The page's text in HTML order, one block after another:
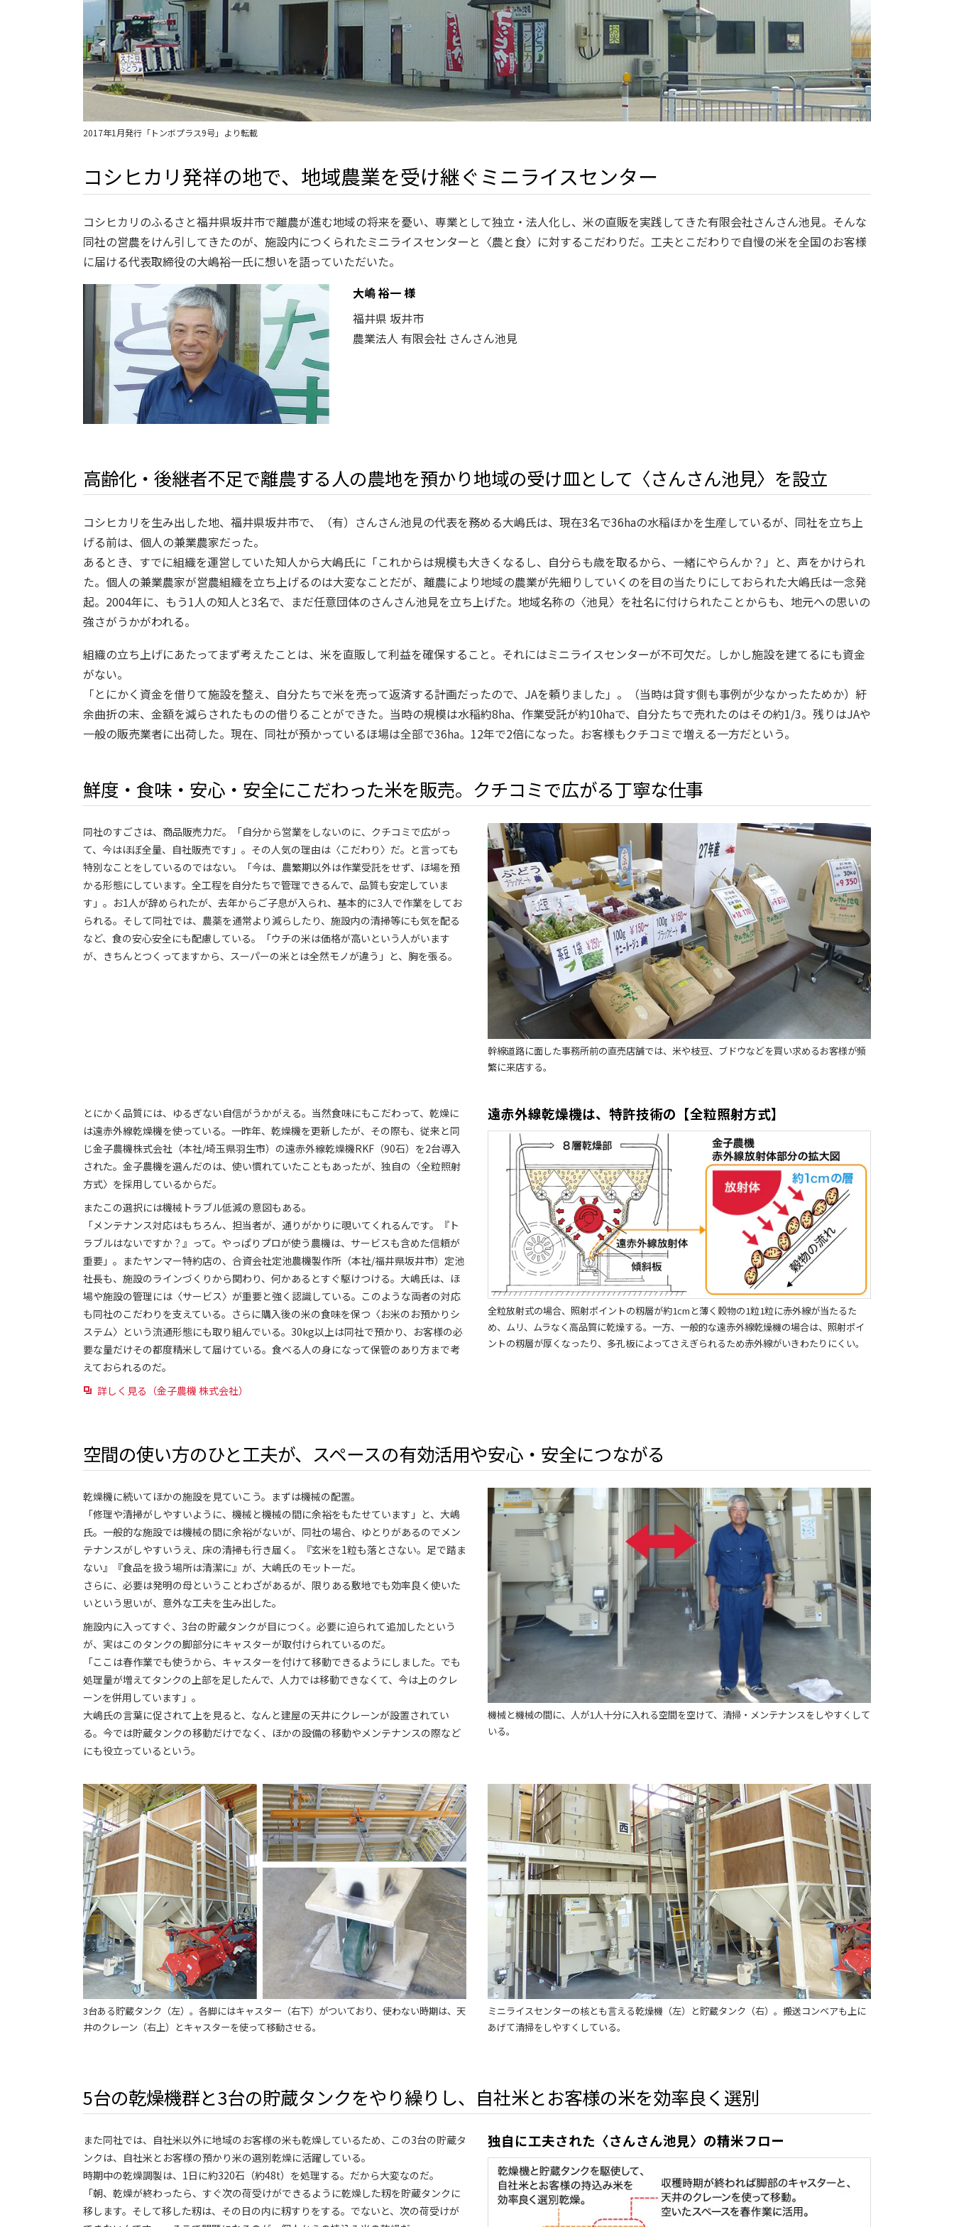
2017年1月発行「トンボプラス9号」より転載
コシヒカリ発祥の地で、地域農業を受け継ぐミニライスセンター
コシヒカリのふるさと福井県坂井市で離農が進む地域の将来を憂い、専業として独立・法人化し、米の直販を実践してきた有限会社さんさん池見。そんな
同社の営農をけん引してきたのが、施設内につくられたミニライスセンターと〈農と食〉に対するこだわりだ。工夫とこだわりで自慢の米を全国のお客様
に届ける代表取締役の大嶋裕一氏に想いを語っていただいた。
大嶋 裕一 様
福井県 坂井市
農業法人 有限会社 さんさん池見
高齢化・後継者不足で離農する人の農地を預かり地域の受け皿として〈さんさん池見〉を設立
コシヒカリを生み出した地、福井県坂井市で、（有）さんさん池見の代表を務める大嶋氏は、現在3名で36haの水稲ほかを生産しているが、同社を立ち上
げる前は、個人の兼業農家だった。
あるとき、すでに組織を運営していた知人から大嶋氏に「これからは規模も大きくなるし、自分らも歳を取るから、一緒にやらんか？」と、声をかけられ
た。個人の兼業農家が営農組織を立ち上げるのは大変なことだが、離農により地域の農業が先細りしていくのを目の当たりにしておられた大嶋氏は一念発
起。2004年に、もう1人の知人と3名で、まだ任意団体のさんさん池見を立ち上げた。地域名称の〈池見〉を社名に付けられたことからも、地元への思いの
強さがうかがわれる。
組織の立ち上げにあたってまず考えたことは、米を直販して利益を確保すること。それにはミニライスセンターが不可欠だ。しかし施設を建てるにも資金
がない。
「とにかく資金を借りて施設を整え、自分たちで米を売って返済する計画だったので、JAを頼りました」。（当時は貸す側も事例が少なかったためか）紆
余曲折の末、金額を減らされたものの借りることができた。当時の規模は水稲約8ha、作業受託が約10haで、自分たちで売れたのはその約1/3。残りはJAや
一般の販売業者に出荷した。現在、同社が預かっているほ場は全部で36ha。12年で2倍になった。お客様もクチコミで増える一方だという。
鮮度・食味・安心・安全にこだわった米を販売。クチコミで広がる丁寧な仕事
同社のすごさは、商品販売力だ。「自分から営業をしないのに、クチコミで広がっ
て、今はほぼ全量、自社販売です」。その人気の理由は〈こだわり〉だ。と言っても
特別なことをしているのではない。「今は、農繁期以外は作業受託をせず、ほ場を預
かる形態にしています。全工程を自分たちで管理できるんで、品質も安定していま
す」。お1人が辞められたが、去年からご子息が入られ、基本的に3人で作業をしてお
られる。そして同社では、農薬を通常より減らしたり、施設内の清掃等にも気を配る
など、食の安心安全にも配慮している。「ウチの米は価格が高いという人がいます
が、きちんとつくってますから、スーパーの米とは全然モノが違う」と、胸を張る。
幹線道路に面した事務所前の直売店舗では、米や枝豆、ブドウなどを買い求めるお客様が頻
繁に来店する。
とにかく品質には、ゆるぎない自信がうかがえる。当然食味にもこだわって、乾燥に
は遠赤外線乾燥機を使っている。一昨年、乾燥機を更新したが、その際も、従来と同
じ金子農機株式会社（本社/埼玉県羽生市）の遠赤外線乾燥機RKF（90石）を2台導入
された。金子農機を選んだのは、使い慣れていたこともあったが、独自の〈全粒照射
方式〉を採用しているからだ。
またこの選択には機械トラブル低減の意図もある。
「メンテナンス対応はもちろん、担当者が、通りがかりに覗いてくれるんです。『ト
ラブルはないですか？』って。やっぱりプロが使う農機は、サービスも含めた信頼が
重要」。またヤンマー特約店の、合資会社定池農機製作所（本社/福井県坂井市）定池
社長も、施設のラインづくりから関わり、何かあるとすぐ駆けつける。大嶋氏は、ほ
場や施設の管理には〈サービス〉が重要と強く認識している。このような両者の対応
も同社のこだわりを支えている。さらに購入後の米の食味を保つ〈お米のお預かりシ
ステム〉という流通形態にも取り組んでいる。30kg以上は同社で預かり、お客様の必
要な量だけその都度精米して届けている。食べる人の身になって保管のあり方まで考
えておられるのだ。
詳しく見る（金子農機 株式会社）
遠赤外線乾燥機は、特許技術の【全粒照射方式】
全粒放射式の場合、照射ポイントの籾層が約1cmと薄く穀物の1粒1粒に赤外線が当たるた
め、ムリ、ムラなく高品質に乾燥する。一方、一般的な遠赤外線乾燥機の場合は、照射ポイ
ントの籾層が厚くなったり、多孔板によってさえぎられるため赤外線がいきわたりにくい。
空間の使い方のひと工夫が、スペースの有効活用や安心・安全につながる
乾燥機に続いてほかの施設を見ていこう。まずは機械の配置。
「修理や清掃がしやすいように、機械と機械の間に余裕をもたせています」と、大嶋
氏。一般的な施設では機械の間に余裕がないが、同社の場合、ゆとりがあるのでメン
テナンスがしやすいうえ、床の清掃も行き届く。『玄米を1粒も落とさない。足で踏ま
ない』『食品を扱う場所は清潔に』が、大嶋氏のモットーだ。
さらに、必要は発明の母ということわざがあるが、限りある敷地でも効率良く使いた
いという思いが、意外な工夫を生み出した。
施設内に入ってすぐ、3台の貯蔵タンクが目につく。必要に迫られて追加したという
が、実はこのタンクの脚部分にキャスターが取付けられているのだ。
「ここは春作業でも使うから、キャスターを付けて移動できるようにしました。でも
処理量が増えてタンクの上部を足したんで、人力では移動できなくて、今は上のクレ
ーンを併用しています」。
大嶋氏の言葉に促されて上を見ると、なんと建屋の天井にクレーンが設置されてい
る。今では貯蔵タンクの移動だけでなく、ほかの設備の移動やメンテナンスの際など
にも役立っているという。
機械と機械の間に、人が1人十分に入れる空間を空けて、清掃・メンテナンスをしやすくして
いる。
3台ある貯蔵タンク（左）。各脚にはキャスター（右下）がついており、使わない時期は、天
井のクレーン（右上）とキャスターを使って移動させる。
ミニライスセンターの核とも言える乾燥機（左）と貯蔵タンク（右）。搬送コンベアも上に
あげて清掃をしやすくしている。
5台の乾燥機群と3台の貯蔵タンクをやり繰りし、自社米とお客様の米を効率良く選別
また同社では、自社米以外に地域のお客様の米も乾燥しているため、この3台の貯蔵タ
ンクは、自社米とお客様の預かり米の選別乾燥に活躍している。
時期中の乾燥調製は、1日に約320石（約48t）を処理する。だから大変なのだ。
「朝、乾燥が終わったら、すぐ次の荷受けができるように乾燥した籾を貯蔵タンクに
移します。そして移した籾は、その日の内に籾すりをする。でないと、次の荷受けが
独自に工夫された〈さんさん池見〉の精米フロー